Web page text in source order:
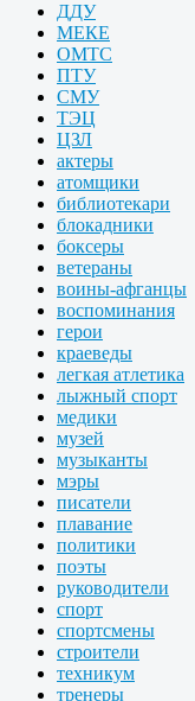
ДДУ
МЕКЕ
ОМТС
ПТУ
СМУ
ТЭЦ
ЦЗЛ
актеры
атомщики
библиотекари
блокадники
боксеры
ветераны
воины-афганцы
воспоминания
герои
краеведы
легкая атлетика
лыжный спорт
медики
музей
музыканты
мэры
писатели
плавание
политики
поэты
руководители
спорт
спортсмены
строители
техникум
тренеры